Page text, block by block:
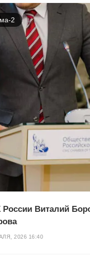
2
Виталий
2026 16:40